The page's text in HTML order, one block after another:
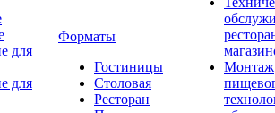
для
для
Форматы
Гостиницы
Столовая
Ресторан
Монтаж